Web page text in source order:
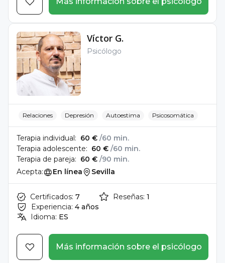
Víctor G.
Psicólogo
Relaciones Depresión Autoestima Psicosomática
Terapia individual: 60 € /60 min.
Terapia adolescente: 60 € /60 min.
Terapia de pareja: 60 € /90 min.
Acepta:
En línea Sevilla
Certificados: 7
Experiencia: 4 años
Idioma: ES
Reseñas: 1
Más información sobre el psicólogo